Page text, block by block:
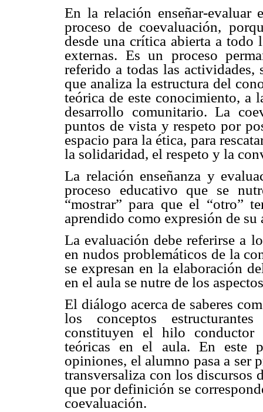
En la relación enseñar-evaluar
proceso de coevaluación,
desde una crítica abierta a todo
externas. Es un proceso
referido a todas las
que analiza la estructura del
teórica de este conocimiento, a
desarrollo comunitario. La
puntos de vista y respeto por
espacio para la ética, para
la solidaridad, el respeto y la
La relación enseñanza y
proceso educativo que se
“mostrar” para que el “otro”
aprendido como expresión de su
La evaluación debe referirse a
en nudos problemáticos de la
se expresan en la elaboración
en el aula se nutre de los
El diálogo acerca de saberes
los conceptos
constituyen el hilo conductor
teóricas en el aula. En este
opiniones, el alumno pasa a ser
transversaliza con los discursos
que por definición se
coevaluación.